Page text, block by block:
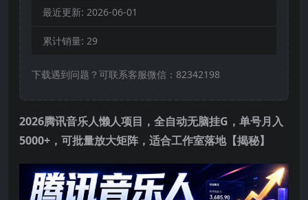
最近更新: 2026-06-01
累计销量: 29
下载遇到问题？可联系客服微信：82342198
2026腾讯音乐人懒人项目，全自动无脑挂G，单号月入
5000+，可批量放大矩阵，适合工作室落地【揭秘】